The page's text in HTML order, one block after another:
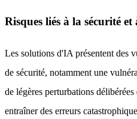
Risques liés à la sécurité
Les solutions d'IA présentent des
de sécurité, notamment une
de légères perturbations
entraîner des erreurs